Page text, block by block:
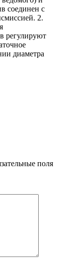
соединен с
2.
регулируют
диаметра
поля